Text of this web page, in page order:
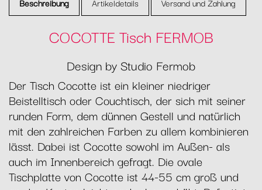
Beschreibung Artikeldetails Versand und Zahlung
COCOTTE Tisch FERMOB
Design by Studio Fermob
Der Tisch Cocotte ist ein kleiner niedriger
Beistelltisch oder Couchtisch, der sich mit seiner
runden Form, dem dünnen Gestell und natürlich
mit den zahlreichen Farben zu allem kombinieren
lässt. Dabei ist Cocotte sowohl im Außen- als
auch im Innenbereich gefragt. Die ovale
Tischplatte von Cocotte ist 44-55 cm groß und